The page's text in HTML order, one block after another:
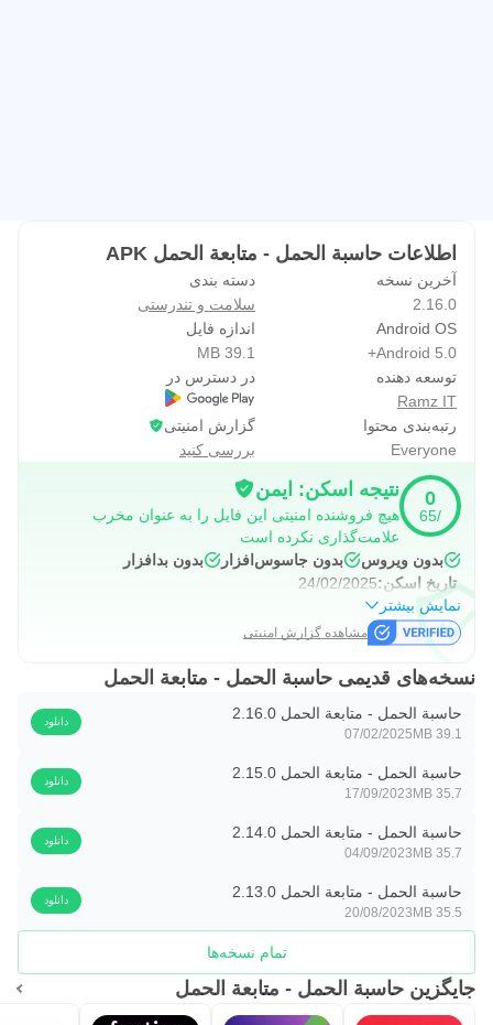
اطلاعات حاسبة الحمل - متابعة الحمل APK
آخرین نسخه
2.16.0
دسته بندی
سلامت و تندرستی
Android OS
Android 5.0+
اندازه فایل
39.1 MB
توسعه دهنده
Ramz IT
در دسترس در
رتبه‌بندی محتوا
Everyone
گزارش امنیتی
بررسی کنید
0
/65
نتیجه اسکن: ایمن
هیچ فروشنده امنیتی این فایل را به عنوان مخرب
علامت‌گذاری نکرده است
بدون ویروس
بدون جاسوس‌افزار
بدون بدافزار
تاریخ اسکن:24/02/2025
نمایش بیشتر
مشاهده گزارش امنیتی
نسخه‌های قدیمی حاسبة الحمل - متابعة الحمل
حاسبة الحمل - متابعة الحمل 2.16.0
39.1 MB
07/02/2025
دانلود
حاسبة الحمل - متابعة الحمل 2.15.0
35.7 MB
17/09/2023
دانلود
حاسبة الحمل - متابعة الحمل 2.14.0
35.7 MB
04/09/2023
دانلود
حاسبة الحمل - متابعة الحمل 2.13.0
35.5 MB
20/08/2023
دانلود
تمام نسخه‌ها
جایگزین حاسبة الحمل - متابعة الحمل